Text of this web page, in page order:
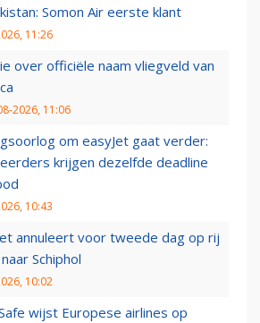
Somon Air eerste klant
11:26
over officiële naam vliegveld van
2026, 11:06
om easyJet gaat verder:
krijgen dezelfde deadline
10:43
annuleert voor tweede dag op rij
Schiphol
10:02
wijst Europese airlines op